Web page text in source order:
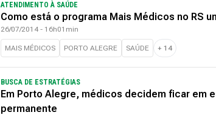
ATENDIMENTO À SAÚDE
Como está o programa Mais Médicos no RS
26/07/2014 - 16h01min
MAIS MÉDICOS PORTO ALEGRE SAÚDE + 14
BUSCA DE ESTRATÉGIAS
Em Porto Alegre, médicos decidem ficar em
permanente